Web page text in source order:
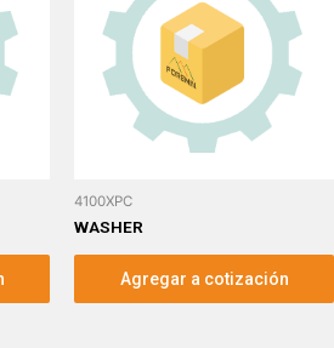
4100XPC
WASHER
Agregar a cotización